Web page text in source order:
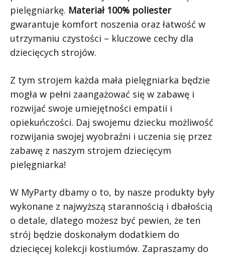
pielęgniarkę. Materiał 100% poliester
gwarantuje komfort noszenia oraz łatwość w
utrzymaniu czystości – kluczowe cechy dla
dziecięcych strojów.
Z tym strojem każda mała pielęgniarka będzie
mogła w pełni zaangażować się w zabawę i
rozwijać swoje umiejętności empatii i
opiekuńczości. Daj swojemu dziecku możliwość
rozwijania swojej wyobraźni i uczenia się przez
zabawę z naszym strojem dziecięcym
pielęgniarka!
W MyParty dbamy o to, by nasze produkty były
wykonane z najwyższą starannością i dbałością
o detale, dlatego możesz być pewien, że ten
strój będzie doskonałym dodatkiem do
dziecięcej kolekcji kostiumów. Zapraszamy do